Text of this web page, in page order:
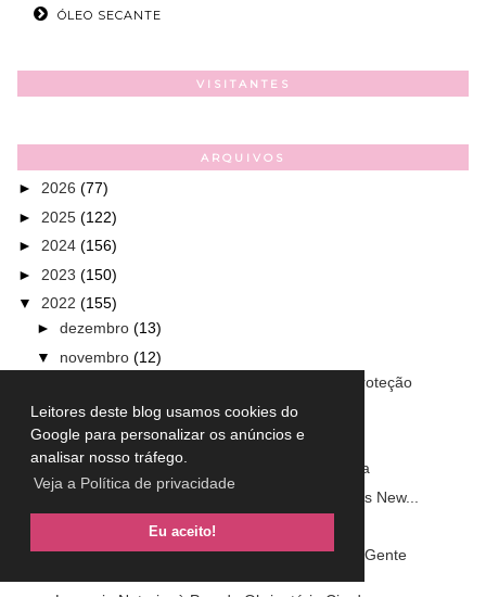
Leitores deste blog usamos cookies do
Google para personalizar os anúncios e
analisar nosso tráfego.
Veja a Política de privacidade
Eu aceito!
ÓLEO SECANTE
VISITANTES
ARQUIVOS
► 2026 (77)
► 2025 (122)
► 2024 (156)
► 2023 (150)
▼ 2022 (155)
► dezembro (13)
▼ novembro (12)
Conheça os produtos de NIVEA Sun Tripla Proteção
Esmalte Iamo Beijo Quente
Encantado´s - Primeira Temporada
Esmalte Dailus Feat Luíza Sonza Boa Menina
Paleta de sombras RK by Kiss Amethyst - Kiss New...
Todas as Flores - primeira temporada
Conheça coleção Dailus Saudades do que a Gente